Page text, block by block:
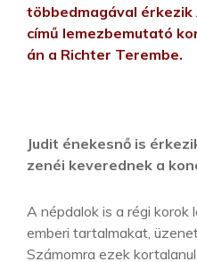
többedmagával érkezik
című lemezbemutató
án a Richter Terembe.
Judit énekesnő is
zenéi keverednek a
A népdalok is a régi korok
emberi tartalmakat,
Számomra ezek